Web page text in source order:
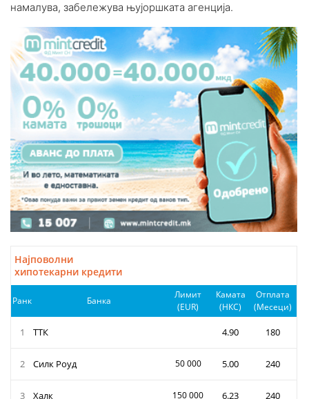
намалува, забележува њујоршката агенција.